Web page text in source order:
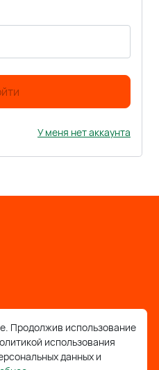
У меня нет аккаунта
Продолжив использование
использования
данных и